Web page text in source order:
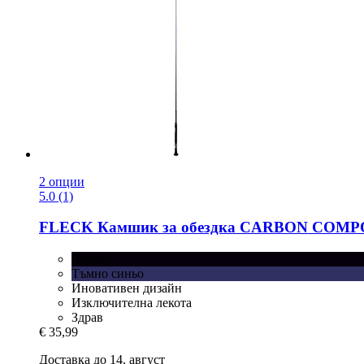
2 опции
5.0 (1)
FLECK Камшик за обездка CARBON
Тъмно синьо
Иновативен дизайн
Изключителна лекота
Здрав
€ 35,99
Доставка до 14. август